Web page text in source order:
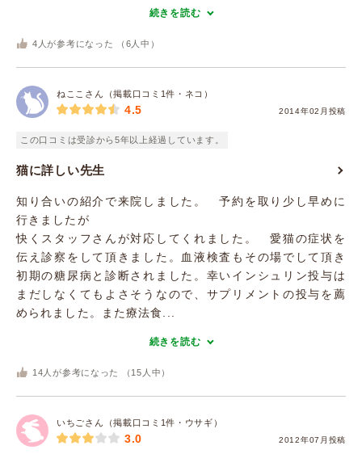
続きを読む
4 人が参考になった （ 6 人中）
ねここさん（掲載口コミ1件・ネコ）
2014年02月投稿
4.5
この口コミは受診から5年以上経過しています。
猫に詳しい先生
知り合いの紹介で来院しました。 予約を取り少し早めに
行きましたが
快くスタッフさんが対応してくれました。 愛猫の症状を
伝え診察をして頂きました。血液検査もその場でして頂き
初期の糖尿病と診断されました。幸いインシュリン投与は
まだしなくてもよさそうなので、サプリメントの投与を薦
められました。また療法食...
続きを読む
14 人が参考になった （ 15 人中）
いちごさん（掲載口コミ1件・ウサギ）
2012年07月投稿
3.0